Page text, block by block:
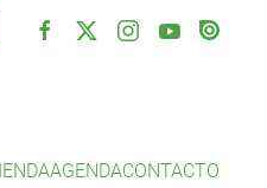
AGENDACONTACTO